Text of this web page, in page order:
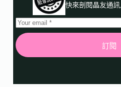
快來剖閱晶友通
訂閱